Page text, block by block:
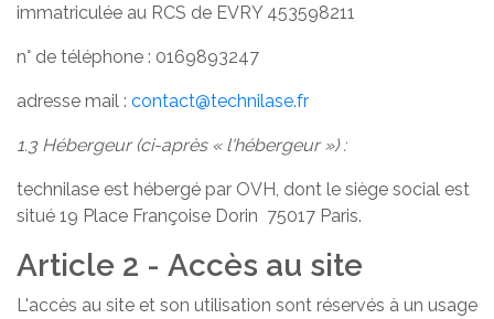
immatriculée au RCS de EVRY 453598211
n° de téléphone : 0169893247
adresse mail : contact@technilase.fr
1.3 Hébergeur (ci-après « l'hébergeur ») :
technilase est hébergé par OVH, dont le siège social est
situé 19 Place Françoise Dorin 75017 Paris.
Article 2 - Accès au site
L'accès au site et son utilisation sont réservés à un usage